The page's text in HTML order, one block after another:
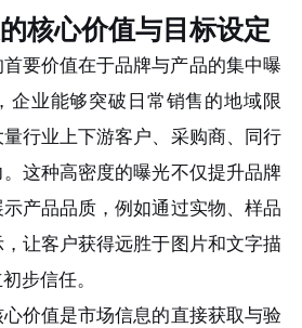
核心价值与目标设定
要价值在于品牌与产品的集中曝
企业能够突破日常销售的地域限
行业上下游客户、采购商、同行
这种高密度的曝光不仅提升品牌
产品品质，例如通过实物、样品
让客户获得远胜于图片和文字描
步信任。
值是市场信息的直接获取与验